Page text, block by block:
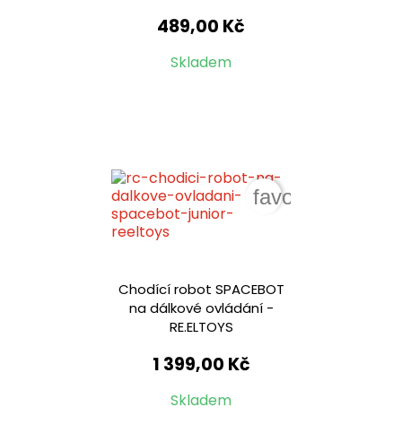
489,00 Kč
Skladem
Chodící robot SPACEBOT
na dálkové ovládání -
RE.ELTOYS
1 399,00 Kč
Skladem
favorite_border